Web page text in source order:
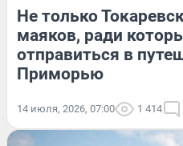
Не только
маяков, ради
отправиться в
Приморью
14 июля, 2026, 07:00 1 414